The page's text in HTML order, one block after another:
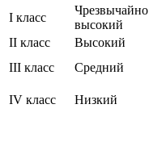
I класс
Чрезвычайно
высокий
II класс
Высокий
III класс
Средний
IV класс
Низкий